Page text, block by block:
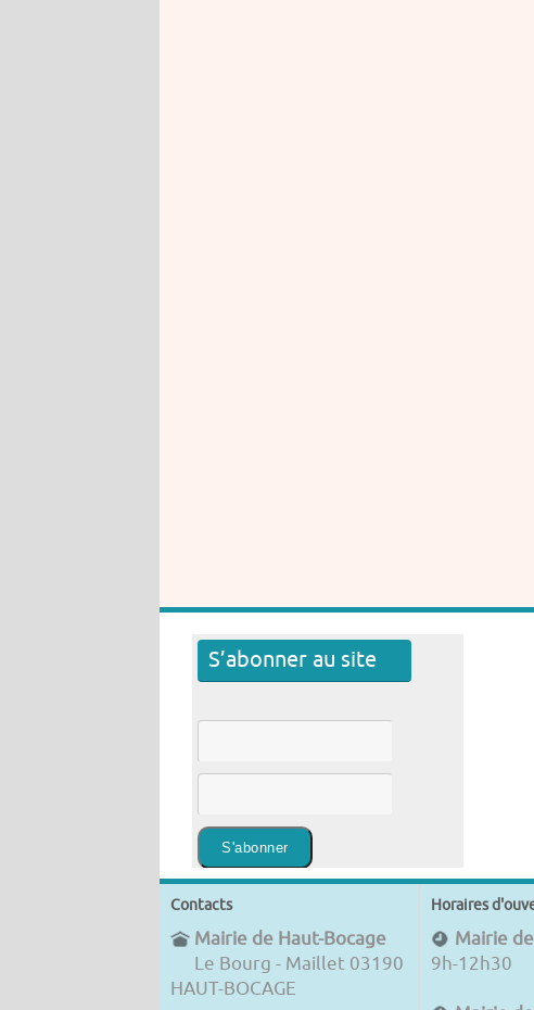
S’abonner au site
Contacts
Mairie de Haut-Bocage
Le Bourg - Maillet 03190
HAUT-BOCAGE
Horaires
Mairie
9h-12h30